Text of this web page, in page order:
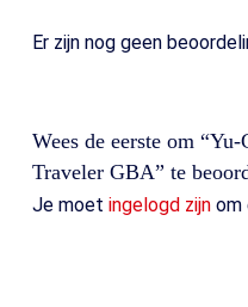
Er zijn nog geen
Wees de eerste om
Traveler GBA” te
Je moet ingelogd zijnom